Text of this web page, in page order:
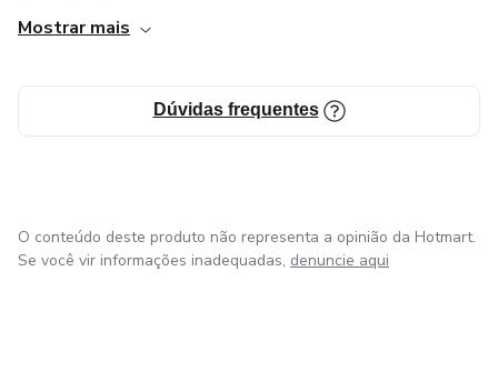
emagrecimento e hipertrofia.
Experiência Específica: Acompanhamento e prescrição de
Mounjaro®, Ozempic® e Wegovy®.
Mostrar mais
Dúvidas frequentes
O conteúdo deste produto não representa a opinião da Hotmart.
Se você vir informações inadequadas, denuncie aqui